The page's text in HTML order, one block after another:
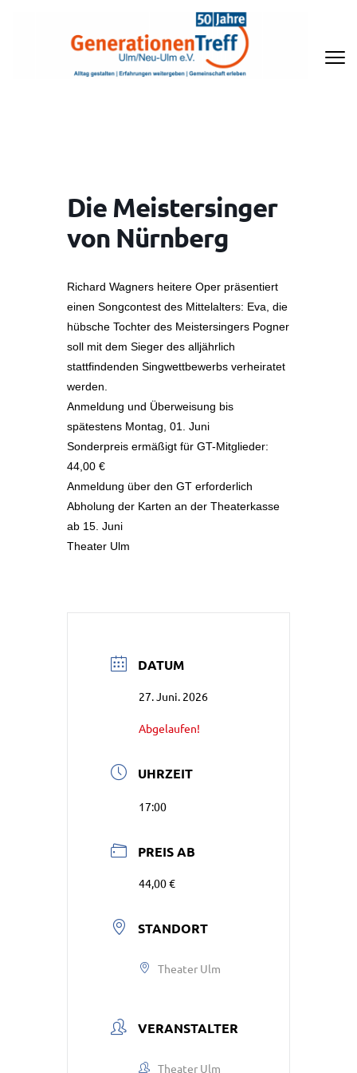
Die Meistersinger
von Nürnberg
Richard Wagners heitere Oper präsentiert
einen Songcontest des Mittelalters: Eva, die
hübsche Tochter des Meistersingers Pogner
soll mit dem Sieger des alljährlich
stattfindenden Singwettbewerbs verheiratet
werden.
Anmeldung und Überweisung bis
spätestens Montag, 01. Juni
Sonderpreis ermäßigt für GT-Mitglieder:
44,00 €
Anmeldung über den GT erforderlich
Abholung der Karten an der Theaterkasse
ab 15. Juni
Theater Ulm
DATUM
27. Juni. 2026
Abgelaufen!
UHRZEIT
17:00
PREIS AB
44,00 €
STANDORT
Theater Ulm
VERANSTALTER
Theater Ulm